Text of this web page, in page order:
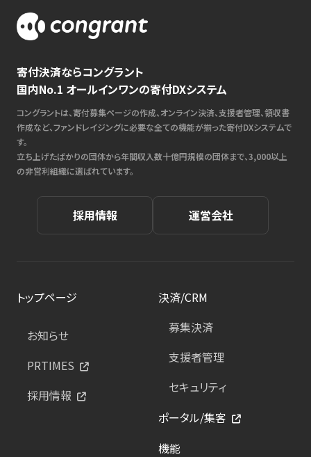
寄付決済ならコングラント
国内No.1 オールインワンの寄付DXシステム
コングラントは、寄付募集ページの作成、オンライン決済、支援者管理、領収書
作成など、ファンドレイジングに必要な全ての機能が揃った寄付DXシステムで
す。
立ち上げたばかりの団体から年間収入数十億円規模の団体まで、3,000以上
の非営利組織に選ばれています。
採用情報 運営会社
トップページ
お知らせ
PRTIMES
採用情報
決済/CRM
募集決済
支援者管理
セキュリティ
ポータル/集客
機能